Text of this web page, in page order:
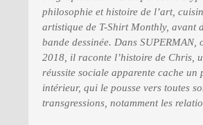
philosophie et histoire de l’art,
artistique de T-Shirt Monthly, avant
bande dessinée. Dans SUPERMAN,
2018, il raconte l’histoire de Chris,
réussite sociale apparente cache un
intérieur, qui le pousse vers toutes
transgressions, notamment les